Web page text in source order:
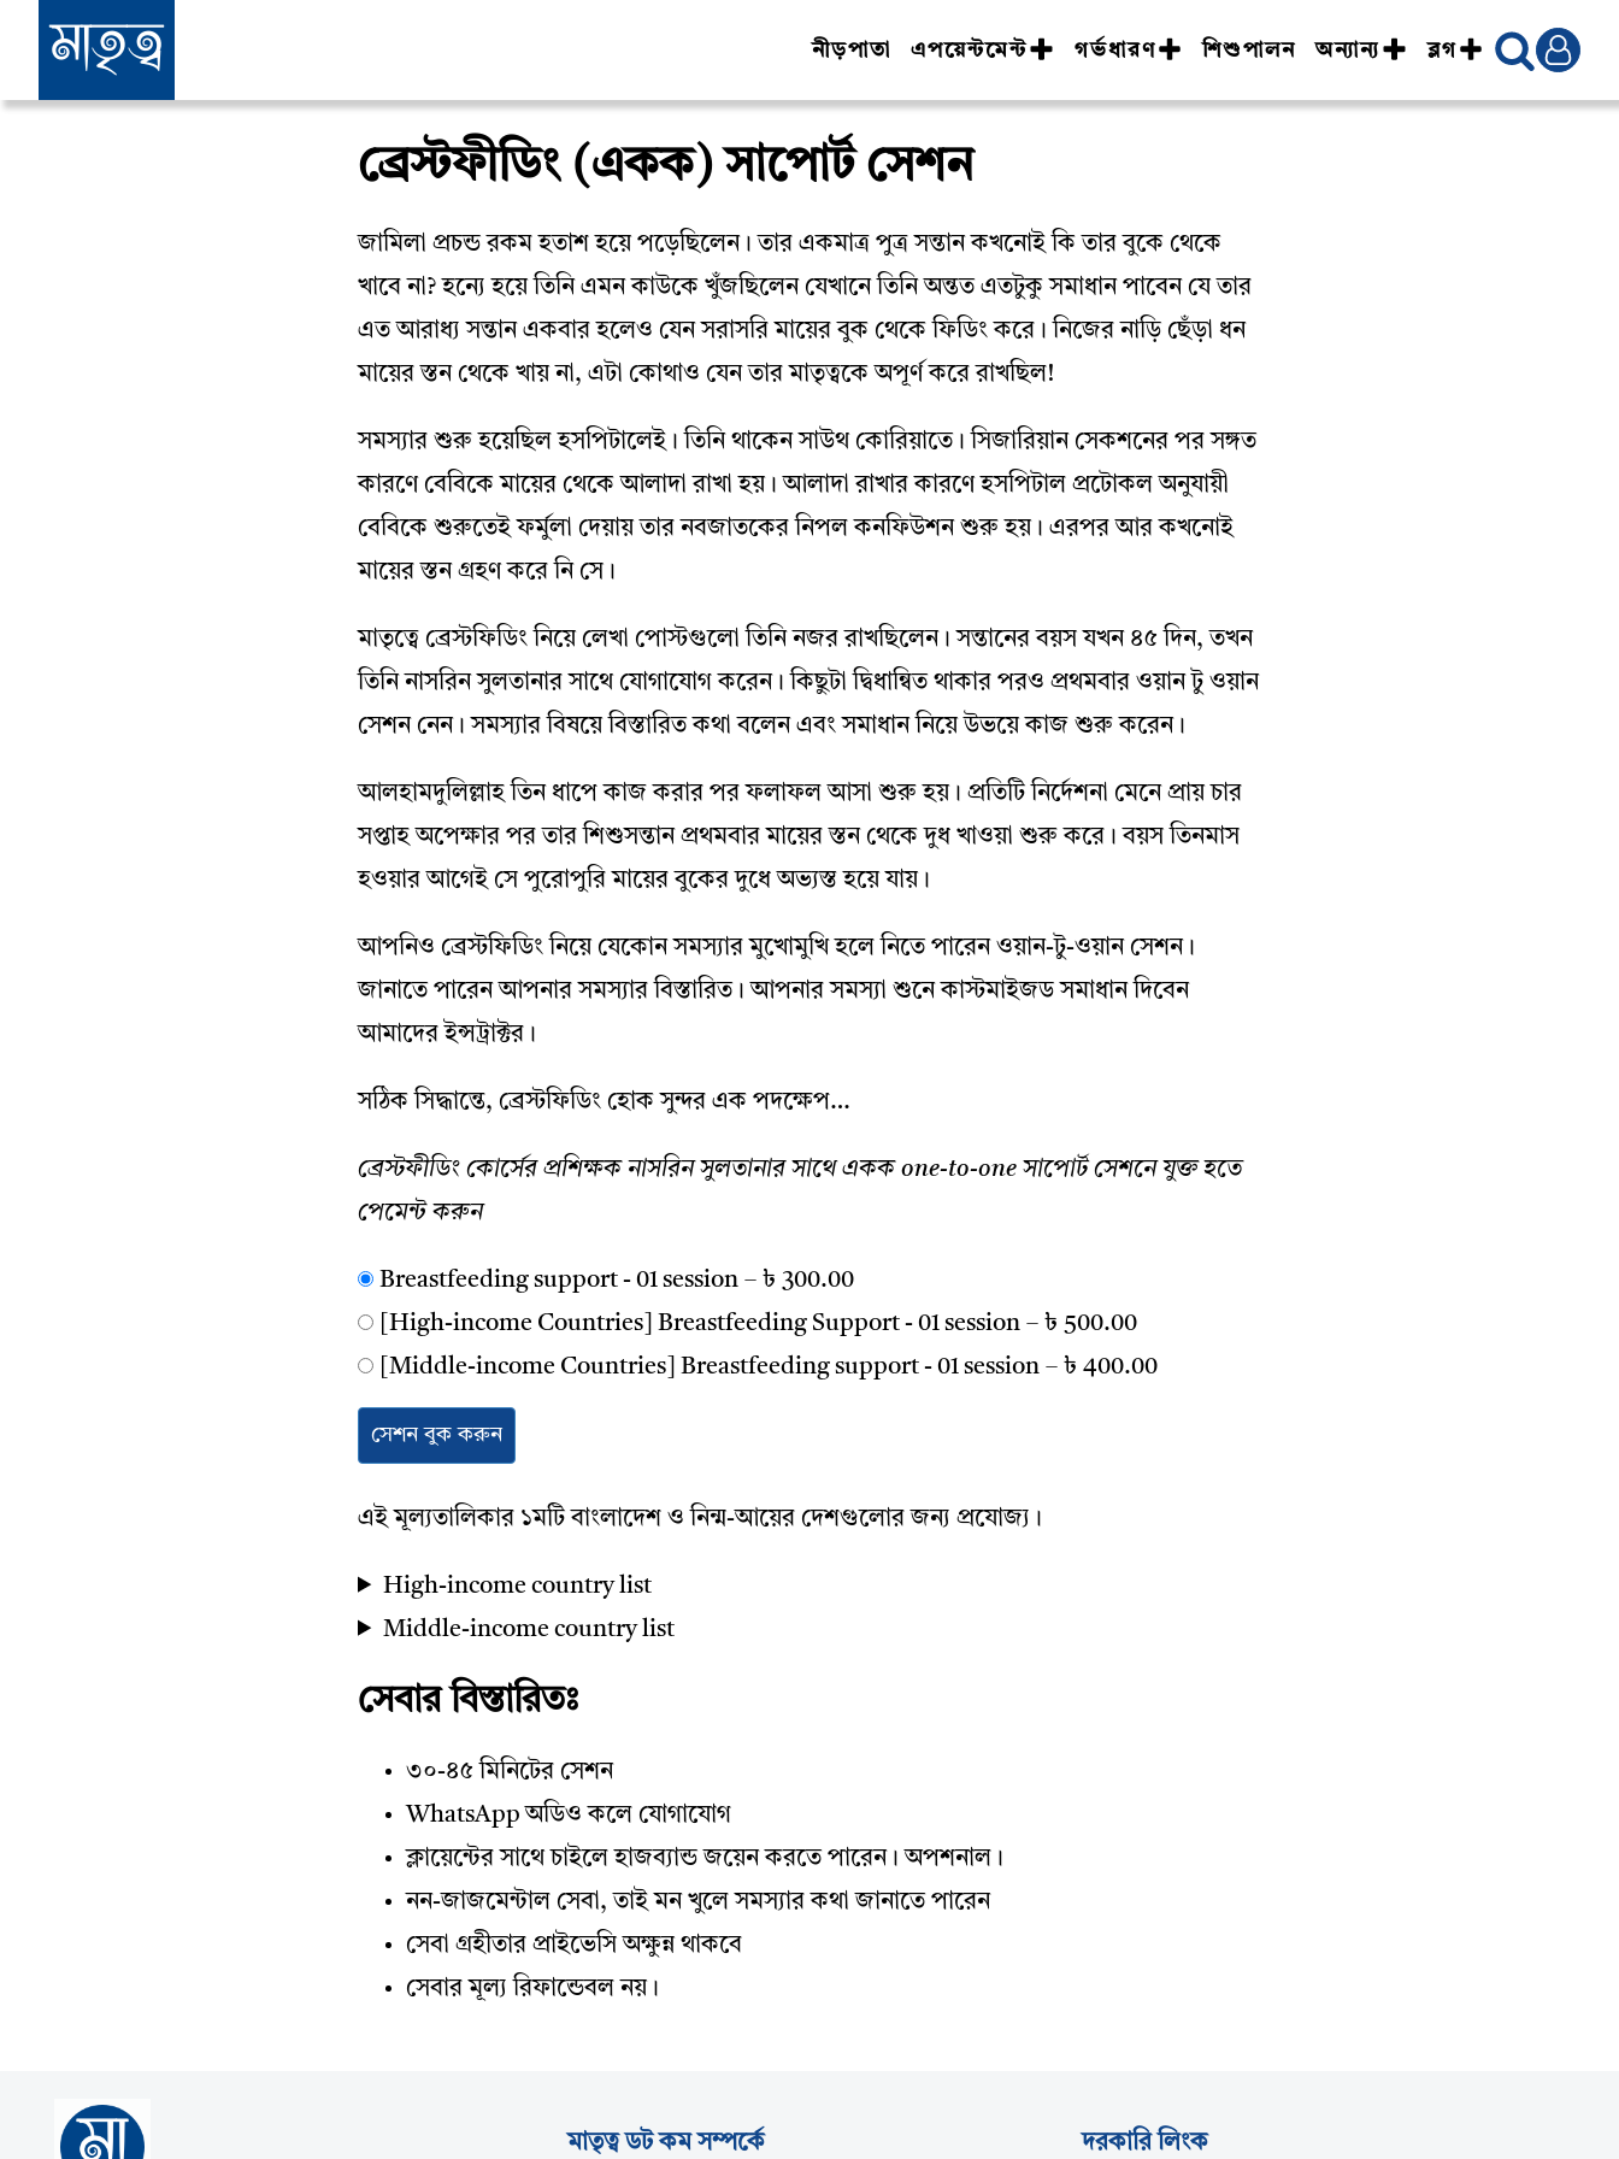
নীড়পাতা এপয়েন্টমেন্ট গর্ভধারণ শিশুপালন অন্যান্য ব্লগ
ব্রেস্টফীডিং (একক) সাপোর্ট সেশন
জামিলা প্রচন্ড রকম হতাশ হয়ে পড়েছিলেন। তার একমাত্র পুত্র সন্তান কখনোই কি তার বুকে থেকে
খাবে না? হন্যে হয়ে তিনি এমন কাউকে খুঁজছিলেন যেখানে তিনি অন্তত এতটুকু সমাধান পাবেন যে তার
এত আরাধ্য সন্তান একবার হলেও যেন সরাসরি মায়ের বুক থেকে ফিডিং করে। নিজের নাড়ি ছেঁড়া ধন
মায়ের স্তন থেকে খায় না, এটা কোথাও যেন তার মাতৃত্বকে অপূর্ণ করে রাখছিল!
সমস্যার শুরু হয়েছিল হসপিটালেই। তিনি থাকেন সাউথ কোরিয়াতে। সিজারিয়ান সেকশনের পর সঙ্গত
কারণে বেবিকে মায়ের থেকে আলাদা রাখা হয়। আলাদা রাখার কারণে হসপিটাল প্রটোকল অনুযায়ী
বেবিকে শুরুতেই ফর্মুলা দেয়ায় তার নবজাতকের নিপল কনফিউশন শুরু হয়। এরপর আর কখনোই
মায়ের স্তন গ্রহণ করে নি সে।
মাতৃত্বে ব্রেস্টফিডিং নিয়ে লেখা পোস্টগুলো তিনি নজর রাখছিলেন। সন্তানের বয়স যখন ৪৫ দিন, তখন
তিনি নাসরিন সুলতানার সাথে যোগাযোগ করেন। কিছুটা দ্বিধান্বিত থাকার পরও প্রথমবার ওয়ান টু ওয়ান
সেশন নেন। সমস্যার বিষয়ে বিস্তারিত কথা বলেন এবং সমাধান নিয়ে উভয়ে কাজ শুরু করেন।
আলহামদুলিল্লাহ তিন ধাপে কাজ করার পর ফলাফল আসা শুরু হয়। প্রতিটি নির্দেশনা মেনে প্রায় চার
সপ্তাহ অপেক্ষার পর তার শিশুসন্তান প্রথমবার মায়ের স্তন থেকে দুধ খাওয়া শুরু করে। বয়স তিনমাস
হওয়ার আগেই সে পুরোপুরি মায়ের বুকের দুধে অভ্যস্ত হয়ে যায়।
আপনিও ব্রেস্টফিডিং নিয়ে যেকোন সমস্যার মুখোমুখি হলে নিতে পারেন ওয়ান-টু-ওয়ান সেশন।
জানাতে পারেন আপনার সমস্যার বিস্তারিত। আপনার সমস্যা শুনে কাস্টমাইজড সমাধান দিবেন
আমাদের ইন্সট্রাক্টর।
সঠিক সিদ্ধান্তে, ব্রেস্টফিডিং হোক সুন্দর এক পদক্ষেপ…
ব্রেস্টফীডিং কোর্সের প্রশিক্ষক নাসরিন সুলতানার সাথে একক one-to-one সাপোর্ট সেশনে যুক্ত হতে
পেমেন্ট করুন
Breastfeeding support - 01 session – ৳ 300.00
[High-income Countries] Breastfeeding Support - 01 session – ৳ 500.00
[Middle-income Countries] Breastfeeding support - 01 session – ৳ 400.00
সেশন বুক করুন
এই মূল্যতালিকার ১মটি বাংলাদেশ ও নিন্ম-আয়ের দেশগুলোর জন্য প্রযোজ্য।
High-income country list
Middle-income country list
সেবার বিস্তারিতঃ
৩০-৪৫ মিনিটের সেশন
WhatsApp অডিও কলে যোগাযোগ
ক্লায়েন্টের সাথে চাইলে হাজব্যান্ড জয়েন করতে পারেন। অপশনাল।
নন-জাজমেন্টাল সেবা, তাই মন খুলে সমস্যার কথা জানাতে পারেন
সেবা গ্রহীতার প্রাইভেসি অক্ষুন্ন থাকবে
সেবার মূল্য রিফান্ডেবল নয়।
মাতৃত্ব ডট কম সম্পর্কে দরকারি লিংক